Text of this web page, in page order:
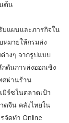
ต้น
บแผนและภารกิจใน
หมายให้กรมส่ง
างๆ จากรูปแบบ
ดันการส่งออกเชิง
ศผ่านร้าน
มิร์ซในตลาดเป้า
ดจีน คลังไทยใน
จัดทำ Online